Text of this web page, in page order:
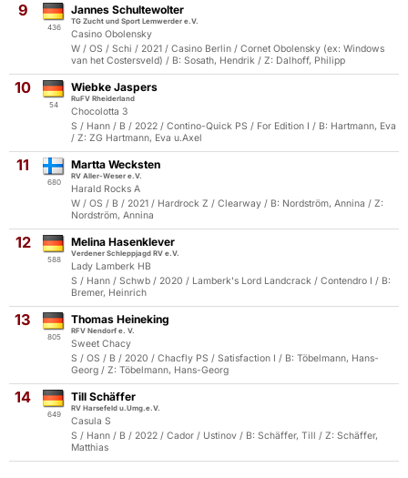
9
436
Jannes Schultewolter
TG Zucht und Sport Lemwerder e.V.
Casino Obolensky
W / OS / Schi / 2021 / Casino Berlin / Cornet Obolensky (ex: Windows
van het Costersveld) / B: Sosath, Hendrik / Z: Dalhoff, Philipp
10
54
Wiebke Jaspers
RuFV Rheiderland
Chocolotta 3
S / Hann / B / 2022 / Contino-Quick PS / For Edition I / B: Hartmann, Eva
/ Z: ZG Hartmann, Eva u.Axel
11
680
Martta Wecksten
RV Aller-Weser e.V.
Harald Rocks A
W / OS / B / 2021 / Hardrock Z / Clearway / B: Nordström, Annina / Z:
Nordström, Annina
12
588
Melina Hasenklever
Verdener Schleppjagd RV e.V.
Lady Lamberk HB
S / Hann / Schwb / 2020 / Lamberk's Lord Landcrack / Contendro I / B:
Bremer, Heinrich
13
805
Thomas Heineking
RFV Nendorf e. V.
Sweet Chacy
S / OS / B / 2020 / Chacfly PS / Satisfaction I / B: Töbelmann, Hans-
Georg / Z: Töbelmann, Hans-Georg
14
649
Till Schäffer
RV Harsefeld u.Umg.e.V.
Casula S
S / Hann / B / 2022 / Cador / Ustinov / B: Schäffer, Till / Z: Schäffer,
Matthias